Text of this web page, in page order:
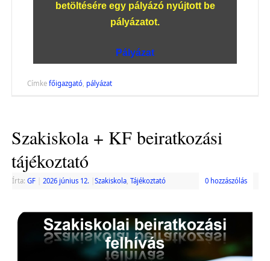
betöltésére egy pályázó nyújtott be
pályázatot.
Pályázat
Címkefőigazgató pályázat
Szakiskola + KF beiratkozási
tájékoztató
Írta: GF 2026 június 12. Szakiskola, Tájékoztató 0 hozzászólás